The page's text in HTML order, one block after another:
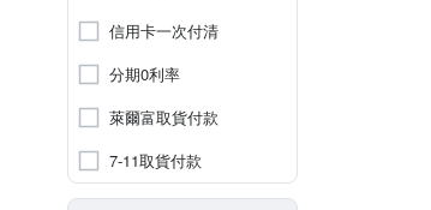
信用卡一次付清
分期0利率
萊爾富取貨付款
7-11取貨付款